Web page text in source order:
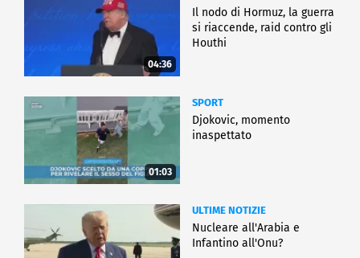
04:36
Il nodo di Hormuz, la guerra
si riaccende, raid contro gli
Houthi
01:03
SPORT
Djokovic, momento
inaspettato
ULTIME NOTIZIE
Nucleare all'Arabia e
Infantino all'Onu?